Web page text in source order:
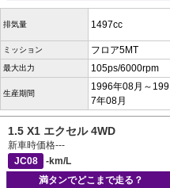
排気量 1497cc
ミッション フロア5MT
最大出力 105ps/6000rpm
生産期間
1996年08月～199
7年08月
1.5 X1 エクセル 4WD
新車時価格---
JC08
-km/L
満タンでどこまで走る？